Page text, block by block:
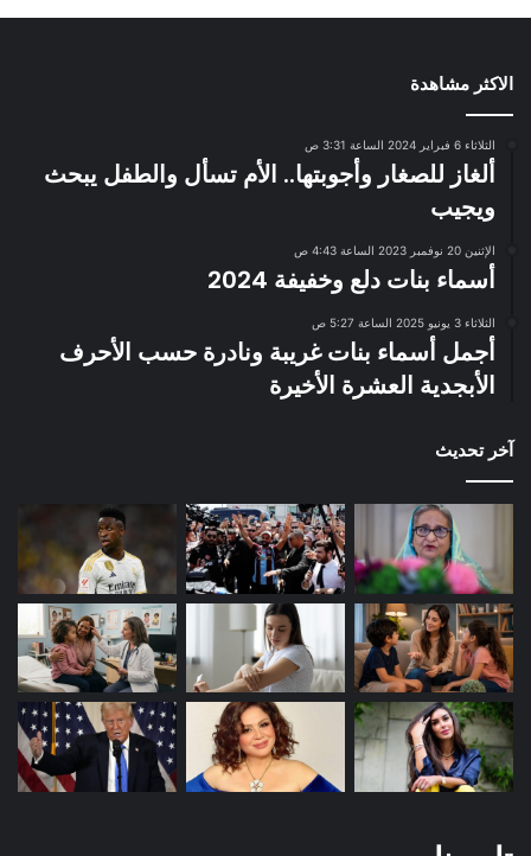
الاكثر مشاهدة
الثلاثاء 6 فبراير 2024 الساعة 3:31 ص
ألغاز للصغار وأجوبتها.. الأم تسأل والطفل يبحث
ويجيب
الإثنين 20 نوفمبر 2023 الساعة 4:43 ص
أسماء بنات دلع وخفيفة 2024
الثلاثاء 3 يونيو 2025 الساعة 5:27 ص
أجمل أسماء بنات غريبة ونادرة حسب الأحرف
الأبجدية العشرة الأخيرة
آخر تحديث